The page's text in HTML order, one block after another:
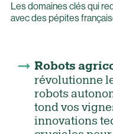
Les domaines clés qui
avec des pépites
Robots
révolutionne
robots
tond vos
innovations